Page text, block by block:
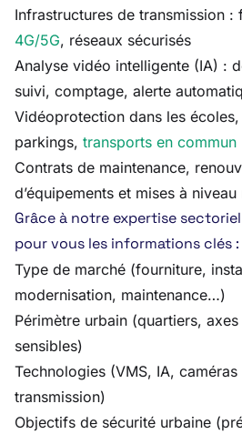
Infrastructures de transmission
4G/5G, réseaux sécurisés
Analyse vidéo intelligente (IA) :
suivi, comptage, alerte
Vidéoprotection dans les
parkings, transports en commun
Contrats de maintenance,
d’équipements et mises à
Grâce à notre expertise
pour vous les informations clés :
Type de marché (fourniture,
modernisation, maintenance…)
Périmètre urbain (quartiers,
sensibles)
Technologies (VMS, IA,
transmission)
Objectifs de sécurité urbaine